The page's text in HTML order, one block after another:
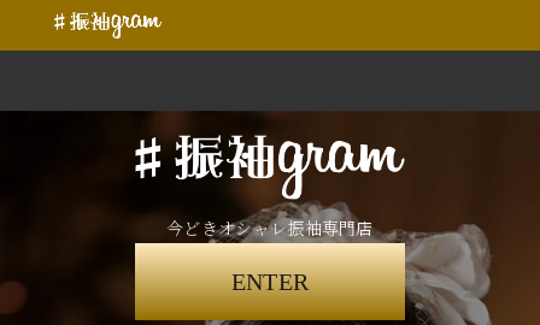
今どきオシャレ振袖専門店
ENTER